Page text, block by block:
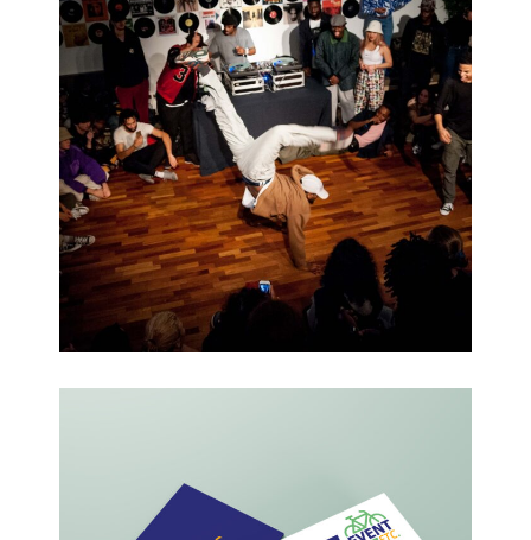
Festival des 3 Continents 2019